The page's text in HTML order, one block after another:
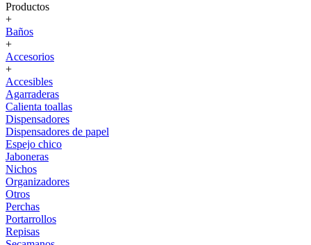
Productos
+
Baños
+
Accesorios
+
Accesibles
Agarraderas
Calienta toallas
Dispensadores
Dispensadores de papel
Espejo chico
Jaboneras
Nichos
Organizadores
Otros
Perchas
Portarrollos
Repisas